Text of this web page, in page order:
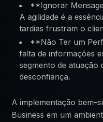
**Ignorar
A agilidade é a
tardias frustram o
**Não Ter um
falta de informações
segmento de atuação
desconfiança.
A implementação bem-
Business em um